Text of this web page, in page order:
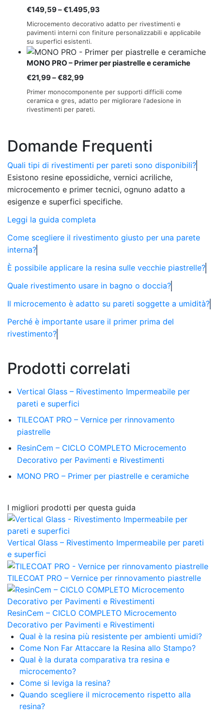
€149,59–€1.495,93
prezzo:
€149,59
a
Microcemento decorativo adatto per rivestimenti e
pavimenti interni con finiture personalizzabili e applicabile
su superfici esistenti.
MONO PRO – Primer per piastrelle e ceramiche
€21,99–€82,99Fascia
di
prezzo:
da
€82,99
Primer monocomponente per supporti difficili come
ceramica e gres, adatto per migliorare l'adesione in
rivestimenti per pareti.
Domande Frequenti
Quali tipi di rivestimenti per pareti sono disponibili?
Esistono resine epossidiche, vernici acriliche,
microcemento e primer tecnici, ognuno adatto a
esigenze e superfici specifiche.
Leggi la guida completa
Come scegliere il rivestimento giusto per una parete
interna?
È possibile applicare la resina sulle vecchie piastrelle?
Quale rivestimento usare in bagno o doccia?
Il microcemento è adatto su pareti soggette a umidità?
Perché è importante usare il primer prima del
rivestimento?
Prodotti correlati
Vertical Glass – Rivestimento Impermeabile per
pareti e superfici
TILECOAT PRO – Vernice per rinnovamento
piastrelle
ResinCem – CICLO COMPLETO Microcemento
Decorativo per Pavimenti e Rivestimenti
MONO PRO – Primer per piastrelle e ceramiche
I migliori prodotti per questa guida
Vertical Glass – Rivestimento Impermeabile per pareti
e superfici
TILECOAT PRO – Vernice per rinnovamento piastrelle
ResinCem – CICLO COMPLETO Microcemento
Decorativo per Pavimenti e Rivestimenti
Qual è la resina più resistente per ambienti umidi?
Come Non Far Attaccare la Resina allo Stampo?
Qual è la durata comparativa tra resina e
microcemento?
Come si leviga la resina?
Quando scegliere il microcemento rispetto alla
resina?